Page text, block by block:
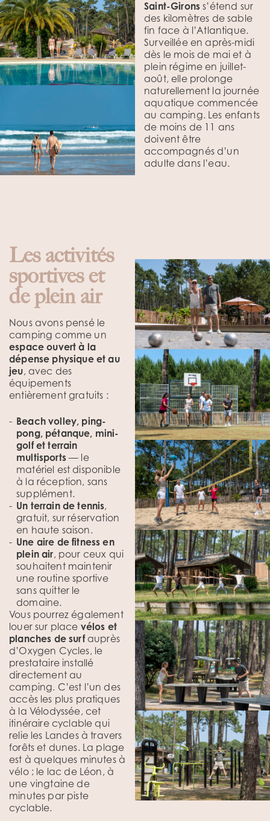
Saint-Girons s’étend sur
des kilomètres de sable
fin face à l’Atlantique.
Surveillée en après-midi
dès le mois de mai et à
plein régime en juillet-
août, elle prolonge
naturellement la journée
aquatique commencée
au camping. Les enfants
de moins de 11 ans
doivent être
accompagnés d’un
adulte dans l’eau.
Les activités
sportives et
de plein air
Nous avons pensé le
camping comme un
espace ouvert à la
dépense physique et au
jeu, avec des
équipements
entièrement gratuits :
Beach volley, ping-
pong, pétanque, mini-
golf et terrain
multisports— le
matériel est disponible
à la réception, sans
supplément.
Un terrain de tennis,
gratuit, sur réservation
en haute saison.
Une aire de fitness en
plein air, pour ceux qui
souhaitent maintenir
une routine sportive
sans quitter le
domaine.
Vous pourrez également
louer sur place vélos et
planches de surfauprès
d’Oxygen Cycles, le
prestataire installé
directement au
camping. C’est l’un des
accès les plus pratiques
à la Vélodyssée, cet
itinéraire cyclable qui
relie les Landes à travers
forêts et dunes. La plage
est à quelques minutes à
vélo ; le lac de Léon, à
une vingtaine de
minutes par piste
cyclable.